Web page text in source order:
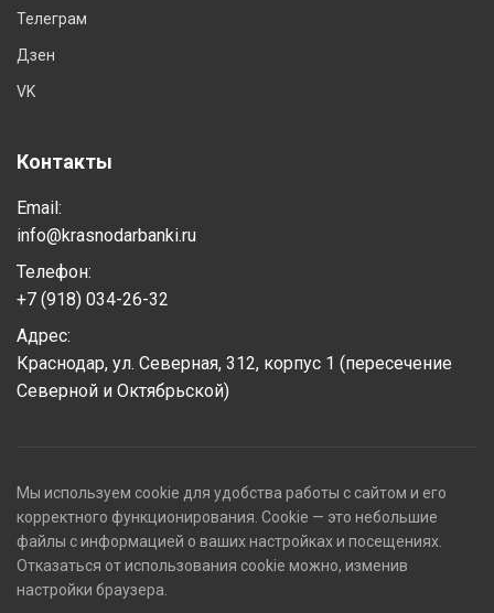
Телеграм
Дзен
VK
Контакты
Email:
info@krasnodarbanki.ru
Телефон:
+7 (918) 034-26-32
Адрес:
Краснодар, ул. Северная, 312, корпус 1 (пересечение
Северной и Октябрьской)
Мы используем cookie для удобства работы с сайтом и его
корректного функционирования. Cookie — это небольшие
файлы с информацией о ваших настройках и посещениях.
Отказаться от использования cookie можно, изменив
настройки браузера.